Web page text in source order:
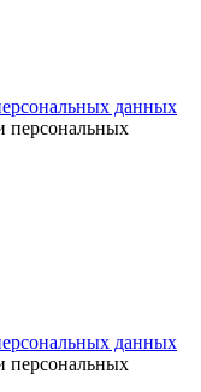
данных
персональных
данных
персональных